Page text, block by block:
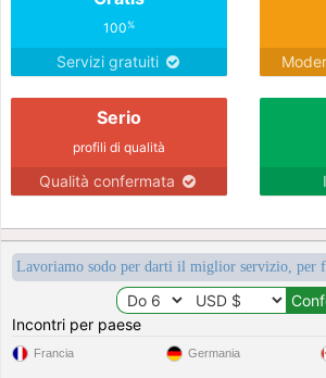
100%
Servizi gratuiti
Serio
profili di qualità
Qualità confermata
Lavoriamo sodo per darti il miglior servizio, per
Incontri per paese
Francia Germania